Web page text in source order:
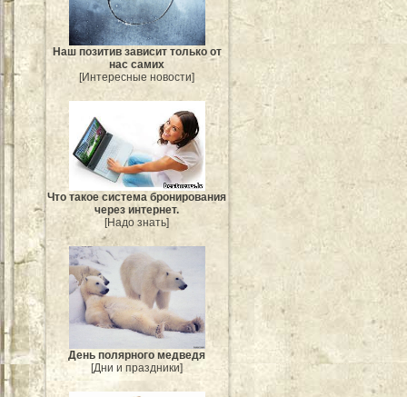
Наш позитив зависит только от
нас самих
[Интересные новости]
Что такое система бронирования
через интернет.
[Надо знать]
День полярного медведя
[Дни и праздники]